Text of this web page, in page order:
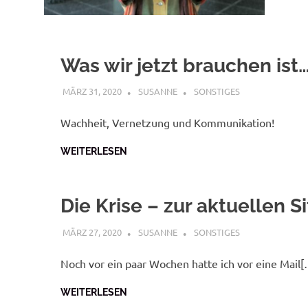
Was wir jetzt brauchen
MÄRZ 31, 2020 SUSANNE SONSTIGES
Wachheit, Vernetzung und Kommunikation!
WEITERLESEN
Die Krise – zur aktuellen
MÄRZ 27, 2020 SUSANNE SONSTIGES
Noch vor ein paar Wochen hatte ich vor eine
WEITERLESEN